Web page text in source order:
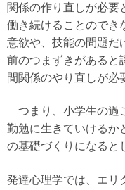
関係の作り直しが必要
働き続けることのでき
意欲や、技能の問題だ
前のつまずきがあると
間関係のやり直しが必
つまり、小学生の過
勤勉に生きていけるか
の基礎づくりになると
発達心理学では、エリ